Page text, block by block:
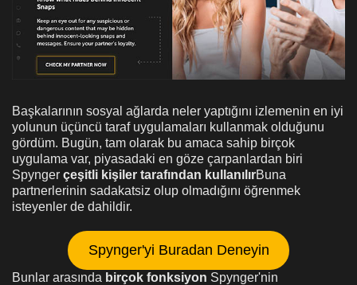
Başkalarının sosyal ağlarda neler yaptığını izlemenin en iyi
yolunun üçüncü taraf uygulamaları kullanmak olduğunu
gördüm. Bugün, tam olarak bu amaca sahip birçok
uygulama var, piyasadaki en göze çarpanlardan biri
Spynger çeşitli kişiler tarafından kullanılırBuna
partnerlerinin sadakatsiz olup olmadığını öğrenmek
isteyenler de dahildir.
Spynger'yi Buradan Deneyin
Bunlar arasında birçok fonksiyon Spynger'nin